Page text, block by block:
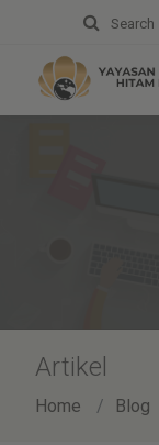
Search
Artikel
Home Blog